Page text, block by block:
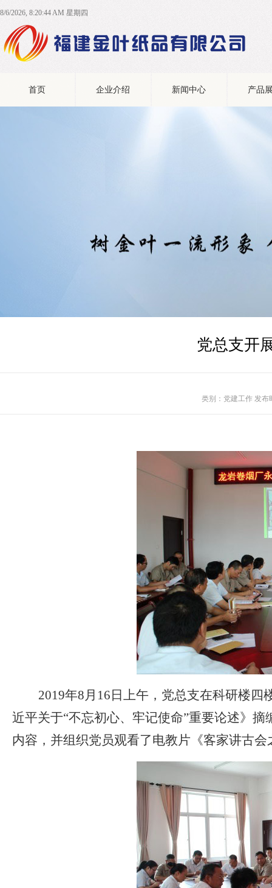
8/6/2026, 8:20:45 AM 星期四
首页 企业介绍 新闻中心 产品
党总支开
类别：党建工作 发布
2019年8月16日上午，党总支在科研楼
近平关于“不忘初心、牢记使命”重要论述》
内容，并组织党员观看了电教片《客家讲古